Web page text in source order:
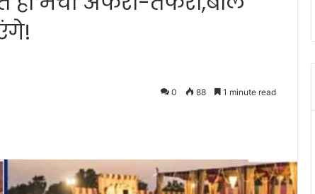
0 88 1 minute read